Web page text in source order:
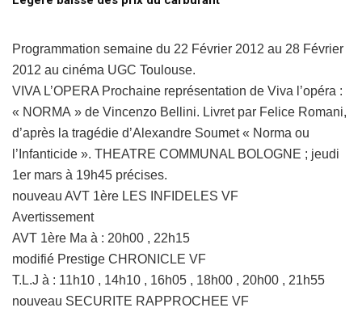
Programmation semaine du 22 Février 2012 au 28 Février
2012 au cinéma UGC Toulouse.
VIVA L’OPERA Prochaine représentation de Viva l’opéra :
« NORMA » de Vincenzo Bellini. Livret par Felice Romani,
d’après la tragédie d’Alexandre Soumet « Norma ou
l’Infanticide ». THEATRE COMMUNAL BOLOGNE ; jeudi
1er mars à 19h45 précises.
nouveau AVT 1ère LES INFIDELES VF
Avertissement
AVT 1ère Ma à : 20h00 , 22h15
modifié Prestige CHRONICLE VF
T.L.J à : 11h10 , 14h10 , 16h05 , 18h00 , 20h00 , 21h55
nouveau SECURITE RAPPROCHEE VF